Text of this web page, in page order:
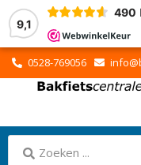
9,1
490
0528-769056